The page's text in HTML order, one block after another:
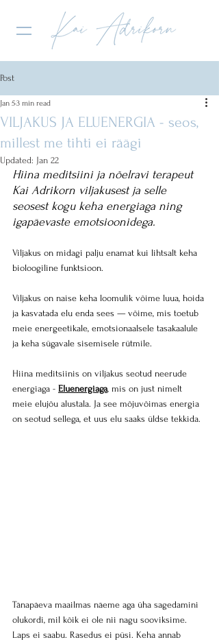
Post
VILJAKUS JA ELUENERGIA - seos,
millest me tihti ei räägi
Jan 53 min read
Updated: Jan 22
Hiina meditsiini ja nõelravi terapeut
Kai Adrikorn viljakusest ja selle
seosest kogu keha energiaga ning
igapäevaste emotsioonidega.
Viljakus on midagi palju enamat kui lihtsalt keha
bioloogiline funktsioon.
Viljakus on naise keha loomulik võime luua, hoida
ja kasvatada elu enda sees — võime, mis toetub
meie energeetikale, emotsionaalsele tasakaalule
ja keha sügavale sisemisele rütmile.
Hiina meditsiinis on viljakus seotud neerude
energiaga - Eluenergiaga, mis on just nimelt
meie elujõu alustala. Ja see mõjuvõimas energia
on seotud sellega, et uus elu saaks üldse tekkida.
Tänapäeva maailmas näeme aga üha sagedamini
olukordi, mil kõik ei ole nii nagu sooviksime.
Laps ei saabu. Rasedus ei püsi. Keha annab